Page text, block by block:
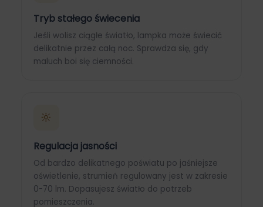
Tryb stałego świecenia
Jeśli wolisz ciągłe światło, lampka może świecić
delikatnie przez całą noc. Sprawdza się, gdy
maluch boi się ciemności.
🔆
Regulacja jasności
Od bardzo delikatnego poświatu po jaśniejsze
oświetlenie, strumień regulowany jest w zakresie
0-70 lm. Dopasujesz światło do potrzeb
pomieszczenia.